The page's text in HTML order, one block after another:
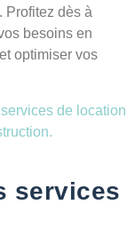
Profitez dès à
besoins en
optimiser vos
services de location
services